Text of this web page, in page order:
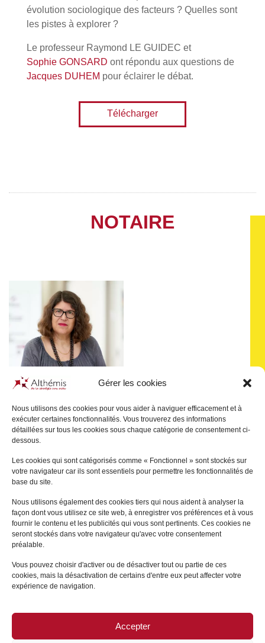
Gérer les cookies
Nous utilisons des cookies pour vous aider à naviguer efficacement et à
exécuter certaines fonctionnalités. Vous trouverez des informations
détaillées sur tous les cookies sous chaque catégorie de consentement ci-
dessous.
Les cookies qui sont catégorisés comme « Fonctionnel » sont stockés sur
votre navigateur car ils sont essentiels pour permettre les fonctionnalités de
base du site.
Nous utilisons également des cookies tiers qui nous aident à analyser la
façon dont vous utilisez ce site web, à enregistrer vos préférences et à vous
fournir le contenu et les publicités qui vous sont pertinents. Ces cookies ne
seront stockés dans votre navigateur qu'avec votre consentement
préalable.
Vous pouvez choisir d'activer ou de désactiver tout ou partie de ces
cookies, mais la désactivation de certains d'entre eux peut affecter votre
expérience de navigation.
Accepter
évolution sociologique des facteurs ? Quelles sont
les pistes à explorer ?
Le professeur Raymond LE GUIDEC et
Sophie GONSARD ont répondu aux questions de
Jacques DUHEM pour éclairer le débat.
Télécharger
NOTAIRE
SophieGONSARD
LE VÉSINET